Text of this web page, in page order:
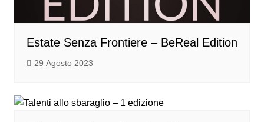
Estate Senza Frontiere – BeReal Edition
29 Agosto 2023